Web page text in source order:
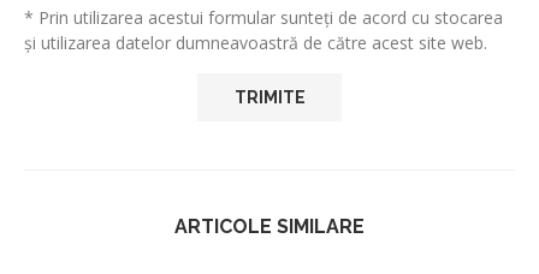
* Prin utilizarea acestui formular sunteți de acord cu stocarea
și utilizarea datelor dumneavoastră de către acest site web.
ARTICOLE SIMILARE